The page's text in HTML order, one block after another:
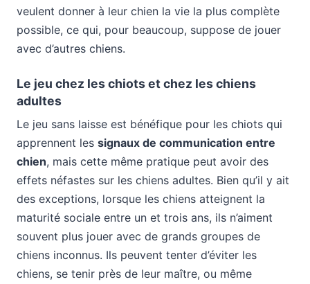
veulent donner à leur chien la vie la plus complète
possible, ce qui, pour beaucoup, suppose de jouer
avec d’autres chiens.
Le jeu chez les chiots et chez les chiens
adultes
Le jeu sans laisse est bénéfique pour les chiots qui
apprennent les signaux de communication entre
chien, mais cette même pratique peut avoir des
effets néfastes sur les chiens adultes. Bien qu’il y ait
des exceptions, lorsque les chiens atteignent la
maturité sociale entre un et trois ans, ils n’aiment
souvent plus jouer avec de grands groupes de
chiens inconnus. Ils peuvent tenter d’éviter les
chiens, se tenir près de leur maître, ou même